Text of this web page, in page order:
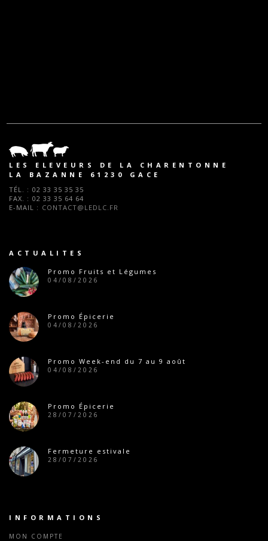
LES ELEVEURS DE LA CHARENTONNE
LA BAZANNE 61230 GACE
TÉL. : 02 33 35 35 35
FAX. : 02 33 35 64 64
E-MAIL : CONTACT@LEDLC.FR
ACTUALITES
Promo Fruits et Légumes
04/08/2026
Promo Épicerie
04/08/2026
Promo Week-end du 7 au 9 août
04/08/2026
Promo Épicerie
28/07/2026
Fermeture estivale
28/07/2026
INFORMATIONS
MON COMPTE